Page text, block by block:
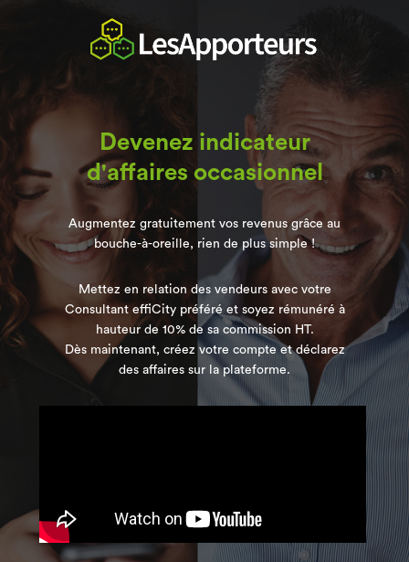
Devenez indicateur
d'affaires occasionnel
Augmentez gratuitement vos revenus grâce au
bouche-à-oreille, rien de plus simple !
Mettez en relation des vendeurs avec votre
Consultant effiCity préféré et soyez rémunéré à
hauteur de 10% de sa commission HT.
Dès maintenant, créez votre compte et déclarez
des affaires sur la plateforme.